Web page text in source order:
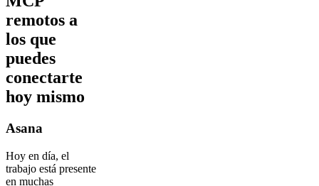
remotos a
los que
puedes
conectarte
hoy mismo
Asana
Hoy en día, el
trabajo está presente
en muchas